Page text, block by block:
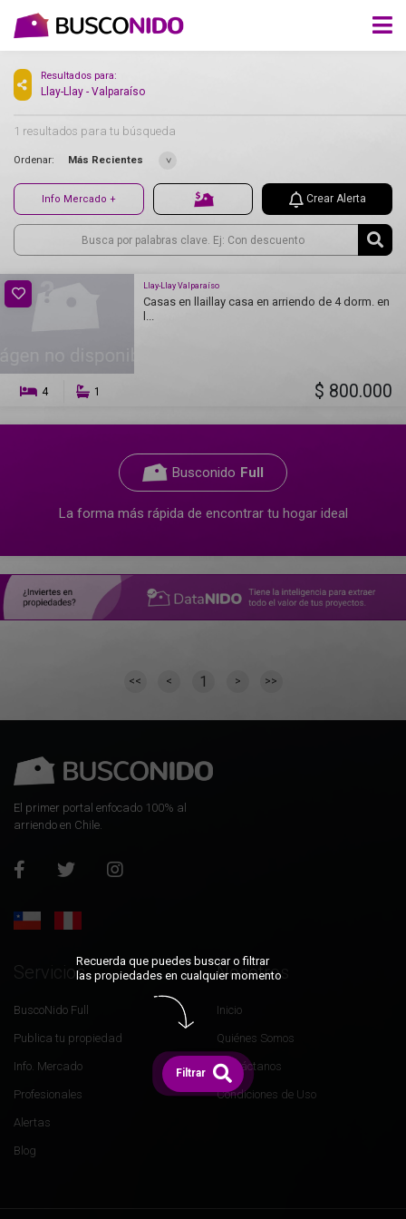
Resultados para:
Llay-Llay - Valparaíso
1 resultados para tu búsqueda
Ordenar: Más Recientes
Info Mercado + Crear Alerta
Llay-Llay Valparaíso
Casas en llaillay casa en arriendo de 4 dorm. en
l...
4 1 $ 800.000
Busconido Full
La forma más rápida de encontrar tu hogar ideal
<< < 1 > >>
El primer portal enfocado 100% al
arriendo en Chile.
Servicios
BuscoNido Full
Publica tu propiedad
Info. Mercado
Profesionales
Alertas
Blog
Nosotros
Inicio
Quiénes Somos
Contáctanos
Condiciones de Uso
Recuerda que puedes buscar o filtrar
las propiedades en cualquier momento
Filtrar